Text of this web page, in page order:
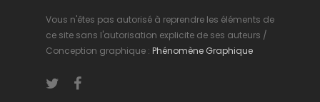
Vous n'êtes pas autorisé à reprendre les éléments de
ce site sans l'autorisation explicite de ses auteurs /
Conception graphique : Phénomène Graphique
twitter facebook